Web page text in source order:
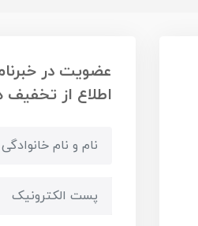
عضویت در
اطلاع از تخفیف